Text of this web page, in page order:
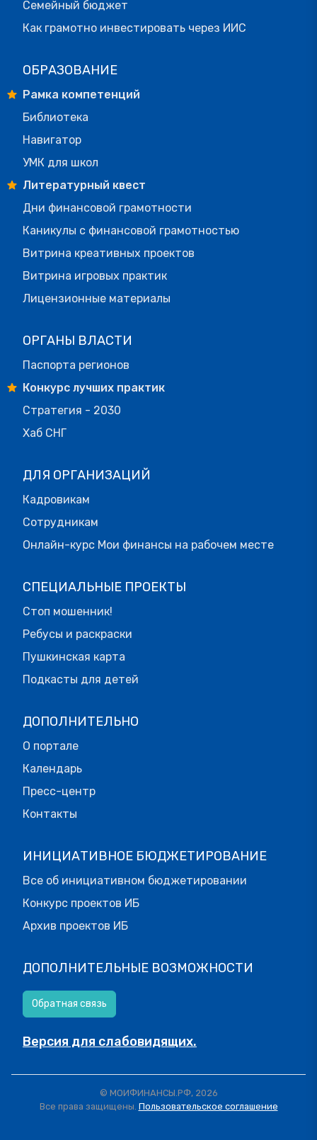
Семейный бюджет
Как грамотно инвестировать через ИИС
ОБРАЗОВАНИЕ
Рамка компетенций
Библиотека
Навигатор
УМК для школ
Литературный квест
Дни финансовой грамотности
Каникулы с финансовой грамотностью
Витрина креативных проектов
Витрина игровых практик
Лицензионные материалы
ОРГАНЫ ВЛАСТИ
Паспорта регионов
Конкурс лучших практик
Стратегия - 2030
Хаб СНГ
ДЛЯ ОРГАНИЗАЦИЙ
Кадровикам
Сотрудникам
Онлайн-курс Мои финансы на рабочем месте
СПЕЦИАЛЬНЫЕ ПРОЕКТЫ
Стоп мошенник!
Ребусы и раскраски
Пушкинская карта
Подкасты для детей
ДОПОЛНИТЕЛЬНО
О портале
Календарь
Пресс-центр
Контакты
ИНИЦИАТИВНОЕ БЮДЖЕТИРОВАНИЕ
Все об инициативном бюджетировании
Конкурс проектов ИБ
Архив проектов ИБ
ДОПОЛНИТЕЛЬНЫЕ ВОЗМОЖНОСТИ
Обратная связь
Версия для слабовидящих.
© МОИФИНАНСЫ.РФ, 2026
Все права защищены. Пользовательское соглашение